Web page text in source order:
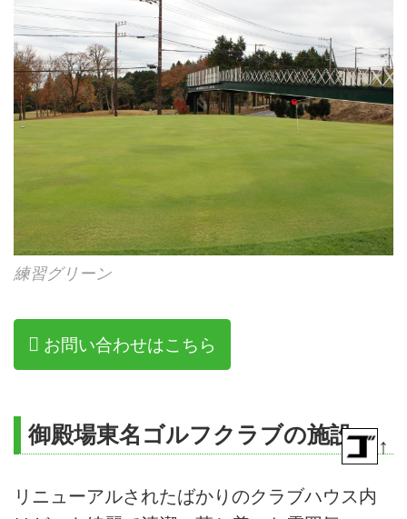
練習グリーン
お問い合わせはこちら
御殿場東名ゴルフクラブの施設
リニューアルされたばかりのクラブハウス内
↑